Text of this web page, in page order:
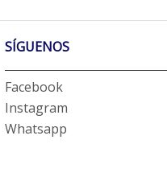
SÍGUENOS
Facebook
Instagram
Whatsapp